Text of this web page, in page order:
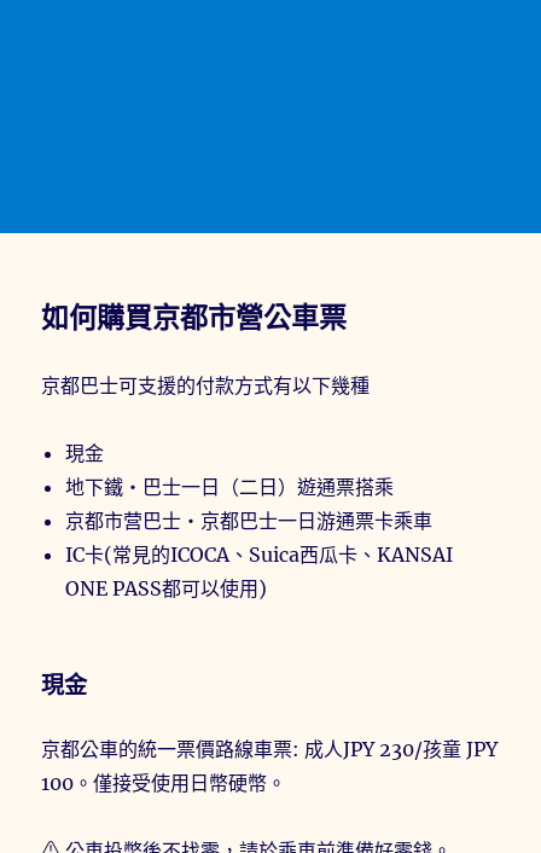
如何購買京都市營公車票
京都巴士可支援的付款方式有以下幾種
現金
地下鐵・巴士一日（二日）遊通票搭乘
京都市营巴士・京都巴士一日游通票卡乘車
IC卡(常見的ICOCA、Suica西瓜卡、KANSAI
ONE PASS都可以使用)
現金
京都公車的統一票價路線車票: 成人JPY 230/孩童 JPY
100。僅接受使用日幣硬幣。